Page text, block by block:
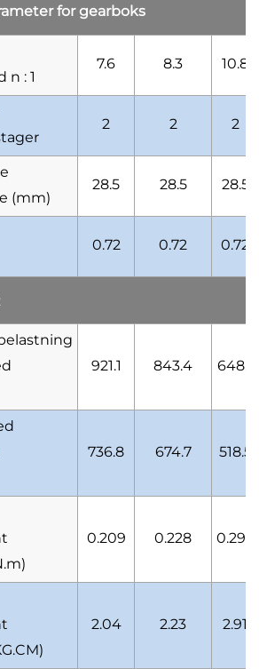
for gearboks
n : 1
7.6 8.3 10.8
2 2 2
(mm)
28.5 28.5 28.5
0.72 0.72 0.72
921.1 843.4 648.1
736.8 674.7 518.5
0.209 0.228 0.297
2.04 2.23 2.91